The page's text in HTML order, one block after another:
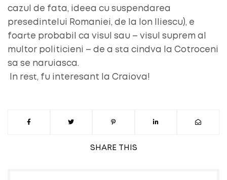
SHARE THIS
cazul de fata, ideea cu suspendarea
presedintelui Romaniei, de la Ion Iliescu), e
foarte probabil ca visul sau – visul suprem al
multor politicieni – de a sta cindva la Cotroceni
sa se naruiasca.
In rest, fu interesant la Craiova!